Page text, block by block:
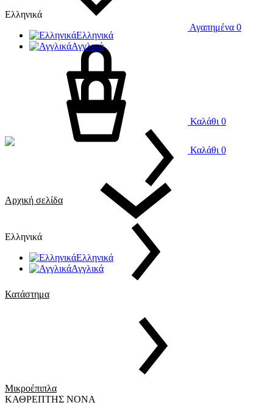
Αγαπημένα 0
Καλάθι 0
Ελληνικά
Ελληνικά
Αγγλικά
Ελληνικά
Ελληνικά
Αγγλικά
Καλάθι 0
Αρχική σελίδα
Κατάστημα
Μικροέπιπλα
ΚΑΘΡΕΠΤΗΣ ΝΟΝΑ